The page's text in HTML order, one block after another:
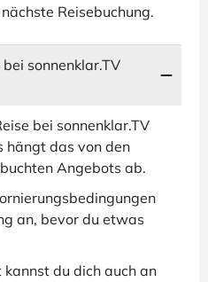
Reisebuchung.
sonnenklar.TV
bei sonnenklar.TV
hängt das von den
Angebots ab.
an, bevor du etwas
du dich auch an